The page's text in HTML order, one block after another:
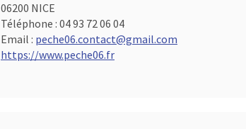
06200 NICE
Téléphone : 04 93 72 06 04
Email : peche06.contact@gmail.com
https://www.peche06.fr